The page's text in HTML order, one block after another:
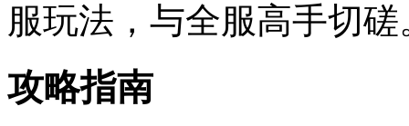
服玩法，与全服高手切磋
攻略指南